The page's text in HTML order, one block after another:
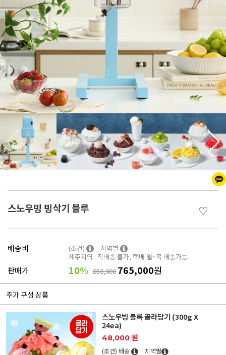
스노우빙 빙삭기 블루 ♡
배송비 (조건)
지역별
제주지역 : 직배송 불가, 택배 월~목 배송가능
판매가 10% 850,000765,000원
추가 구성 상품
스노우빙 블록 골라담기 (300g X
24ea)
48,000 원
(조건) 배송 지역별